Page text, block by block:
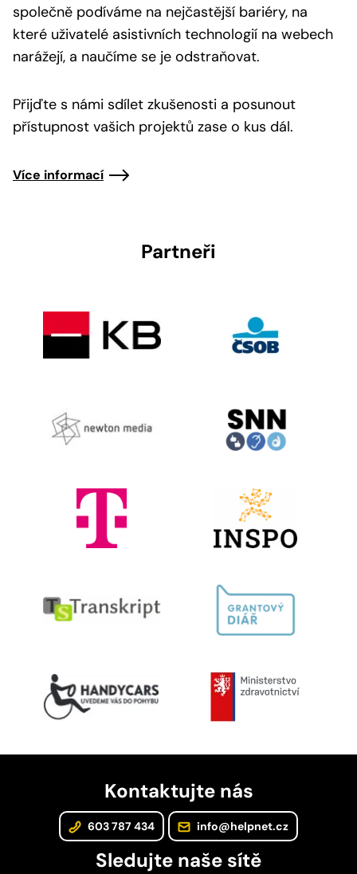
společně podíváme na nejčastější bariéry, na
které uživatelé asistivních technologií na webech
narážejí, a naučíme se je odstraňovat.
Přijďte s námi sdílet zkušenosti a posunout
přístupnost vašich projektů zase o kus dál.
Více informací
Partneři
Kontaktujte nás
603 787 434 info@helpnet.cz
Sledujte naše sítě